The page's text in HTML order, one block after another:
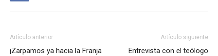
Artículo anterior
¡Zarpamos ya hacia la Franja
Artículo siguiente
Entrevista con el teólogo